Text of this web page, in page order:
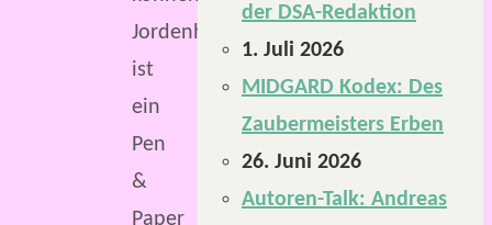
Jordenheim
ist
ein
Pen
&
Paper
der DSA-Redaktion
1. Juli 2026
MIDGARD Kodex: Des
Zaubermeisters Erben
26. Juni 2026
Autoren-Talk: Andreas